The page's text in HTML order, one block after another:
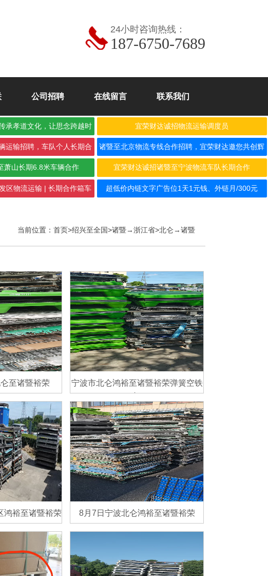
24小时咨询热线：
187-6750-7689
公司招聘 在线留言 联系我们
承孝道文化，让思念跨越时
空
宜荣财达诚招物流运输调度员
运输招聘，车队个人长期合
，···
诸暨至北京物流专线合作招聘，宜荣财达邀您共创辉
煌！
萧山长期6.8米车辆合作 宜荣财达诚招诸暨至宁波物流车队长期合作
区物流运输 | 长期合作箱车 超低价内链文字广告位1天1元钱、外链月/300元
当前位置： 首页>绍兴至全国>诸暨→浙江省>北仑→诸暨
至诸暨裕荣
宁波市北仑鸿裕至诸暨裕荣弹簧空铁
框
了解详情>>
鸿裕至诸暨裕荣 8月7日宁波北仑鸿裕至诸暨裕荣